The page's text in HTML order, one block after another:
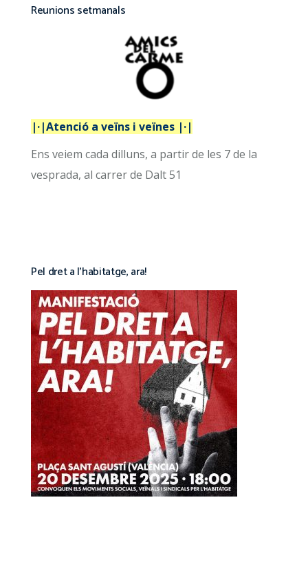
Reunions setmanals
|·|Atenció a veïns i veïnes |·|
Ens veiem cada dilluns, a partir de les 7 de la
vesprada, al carrer de Dalt 51
Pel dret a l’habitatge, ara!